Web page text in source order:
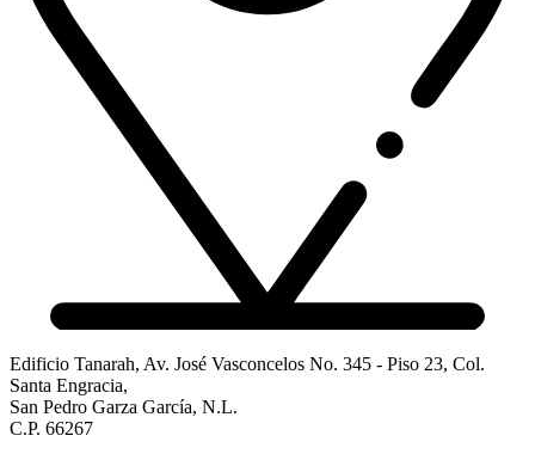
Edificio Tanarah, Av. José Vasconcelos No. 345 - Piso 23, Col.
Santa Engracia,
San Pedro Garza García, N.L.
C.P. 66267